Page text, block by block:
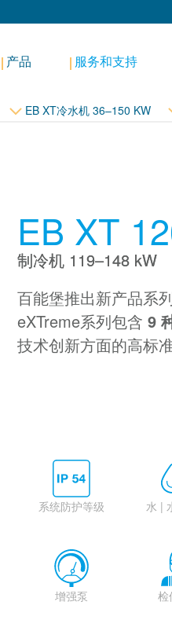
产品 服务和支持
EB XT冷水机 36–150 KW
EB XT
制冷机 119–148 kW
百能堡推出新产品系
eXTreme系列包含 9
技术创新方面的高标准
系统防护等级 水 |
增强泵 检